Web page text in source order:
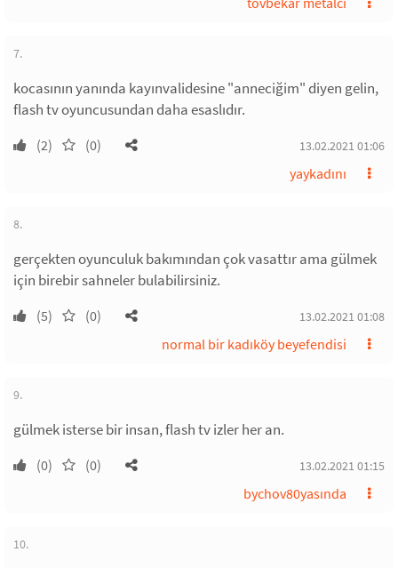
7.
kocasının yanında kayınvalidesine "anneciğim" diyen gelin,
flash tv oyuncusundan daha esaslıdır.
(2) (0) 13.02.2021 01:06
yaykadını
8.
gerçekten oyunculuk bakımından çok vasattır ama gülmek
için birebir sahneler bulabilirsiniz.
(5) (0) 13.02.2021 01:08
normal bir kadıköy beyefendisi
9.
gülmek isterse bir insan, flash tv izler her an.
(0) (0) 13.02.2021 01:15
bychov80yasında
10.